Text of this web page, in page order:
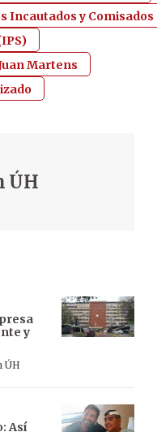
Incautados y Comisados
Martens
ÚH
y
ÚH
Así